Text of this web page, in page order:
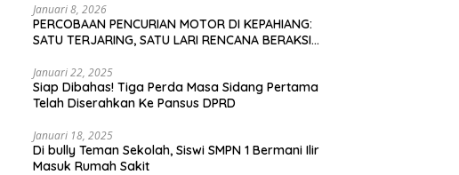
Januari 8, 2026
PERCOBAAN PENCURIAN MOTOR DI KEPAHIANG:
SATU TERJARING, SATU LARI RENCANA BERAKSI
Januari 22, 2025
Siap Dibahas! Tiga Perda Masa Sidang Pertama
Telah Diserahkan Ke Pansus DPRD
Januari 18, 2025
Di bully Teman Sekolah, Siswi SMPN 1 Bermani Ilir
Masuk Rumah Sakit